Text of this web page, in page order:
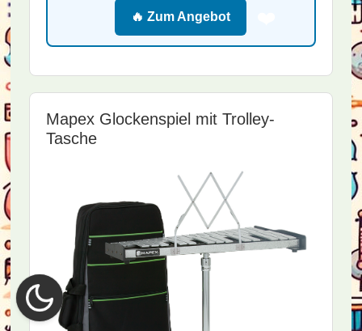
🔥 Zum Angebot
Mapex Glockenspiel mit Trolley-
Tasche